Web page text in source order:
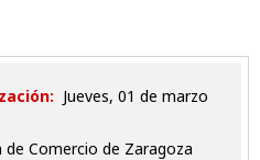
jueves, 01 de marzo
de Comercio de Zaragoza